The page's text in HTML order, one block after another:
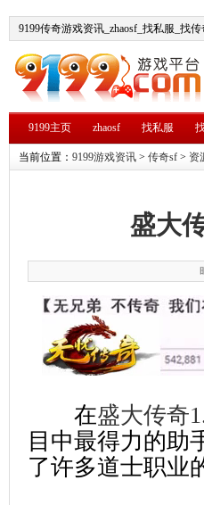
9199传奇游戏资讯_zhaosf_找私服_找
9199主页 zhaosf 找私服
当前位置： 9199游戏资讯 > 传奇sf > 资
盛大
在盛大传奇
目中最得力的助
了许多道士职业